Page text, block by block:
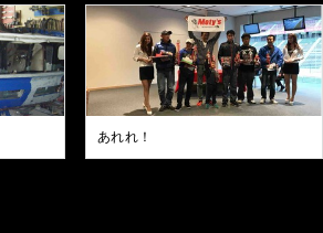
あれれ！